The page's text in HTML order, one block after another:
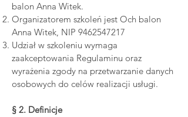
balon Anna Witek.
Organizatorem szkoleń jest Och balon
Anna Witek, NIP 9462547217
Udział w szkoleniu wymaga
zaakceptowania Regulaminu oraz
wyrażenia zgody na przetwarzanie danych
osobowych do celów realizacji usługi.
§ 2. Definicje